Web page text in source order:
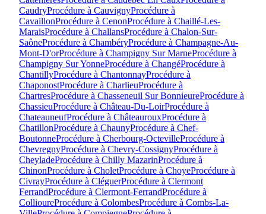
CaudryProcédure à CauvignyProcédure à
CavaillonProcédure à CenonProcédure à Chaillé-Les-
MaraisProcédure à ChallansProcédure à Chalon-Sur-
SaôneProcédure à ChambéryProcédure à Champagne-Au-
Mont-D'orProcédure à Champigny Sur MarneProcédure à
Champigny Sur YonneProcédure à ChangéProcédure à
ChantillyProcédure à ChantonnayProcédure à
ChaponostProcédure à CharlieuProcédure à
ChartresProcédure à Chasseneuil Sur BonnieureProcédure à
ChassieuProcédure à Château-Du-LoirProcédure à
ChateauneufProcédure à ChâteaurouxProcédure à
ChatillonProcédure à ChaunyProcédure à Chef-
BoutonneProcédure à Cherbourg-OctevilleProcédure à
ChevregnyProcédure à Chevry-CossignyProcédure à
CheyladeProcédure à Chilly MazarinProcédure à
ChinonProcédure à CholetProcédure à ChoyeProcédure à
CivrayProcédure à CléguerProcédure à Clermont
FerrandProcédure à Clermont-FerrandProcédure à
CollioureProcédure à ColombesProcédure à Combs-La-